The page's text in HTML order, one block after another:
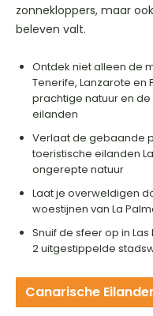
zonnekloppers, maar
beleven valt.
Ontdek niet alleen de
Tenerife, Lanzarote en
prachtige natuur en
eilanden
Verlaat de gebaande
toeristische eilanden
ongerepte natuur
Laat je overweldigen
woestijnen van La
Snuif de sfeer op in
2 uitgestippelde
Canarische